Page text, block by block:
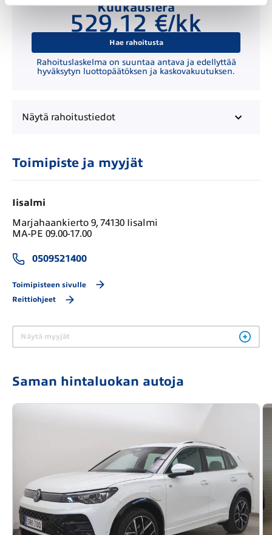
Kuukausierä
529,12 €/kk
Hae rahoitusta
Rahoituslaskelma on suuntaa antava ja edellyttää
hyväksytyn luottopäätöksen ja kaskovakuutuksen.
Näytä rahoitustiedot
Toimipiste ja myyjät
Iisalmi
Marjahaankierto 9, 74130 Iisalmi
MA-PE 09.00-17.00
0509521400
Toimipisteen sivulle
Reittiohjeet
Näytä myyjät
Saman hintaluokan autoja